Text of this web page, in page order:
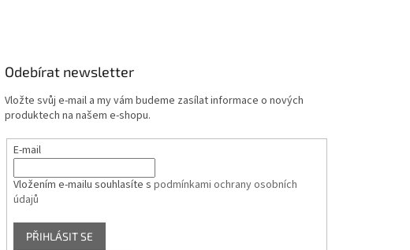
Odebírat newsletter
Vložte svůj e-mail a my vám budeme zasílat informace o nových
produktech na našem e-shopu.
E-mail
Vložením e-mailu souhlasíte spodmínkami ochrany osobních
údajů
PŘIHLÁSIT SE